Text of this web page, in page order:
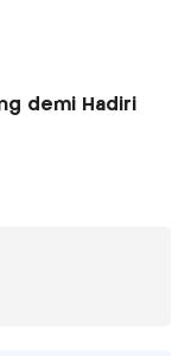
demi Hadiri